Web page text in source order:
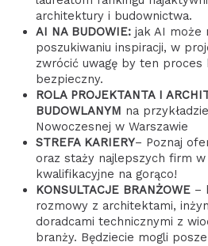
architektury i budownictwa.
AI NA BUDOWIE:jak AI może
poszukiwaniu inspiracji, w
zwrócić uwagę by ten proces
bezpieczny.
ROLA PROJEKTANTA I
BUDOWLANYM na
Nowoczesnej w Warszawie
STREFA KARIERY– Poznaj
oraz staży najlepszych firm
kwalifikacyjne na gorąco!
KONSULTACJE BRANŻOWE–
rozmowy z architektami,
doradcami technicznymi z
branży. Będziecie mogli